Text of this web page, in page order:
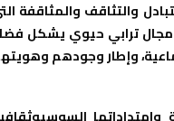
والتثاقف والمثاقفة
مجال ترابي حيوي يشكل
وإطار وجودهم